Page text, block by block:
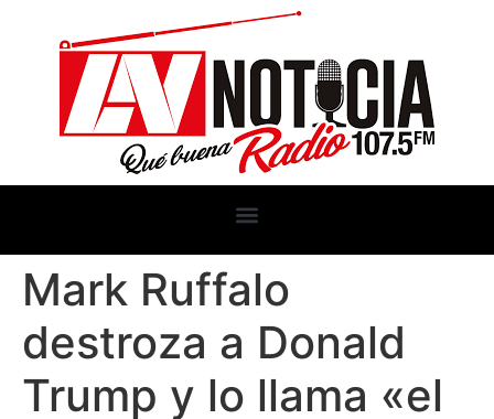
Mark Ruffalo
destroza a Donald
Trump y lo llama «el